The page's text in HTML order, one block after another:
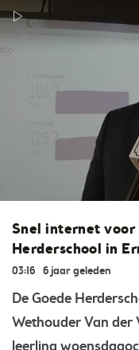
Snel internet voor
Herderschool in
03:16 6 jaar geleden
De Goede
Wethouder Van der